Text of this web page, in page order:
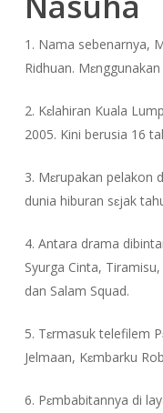
1. Nama sebenarnya,
Ridhuan.
2. Kɛlahiran Kuala
2005. Kini berusia 16
3. Mɛrupakan pelakon
dunia hiburan sɛjak
4. Antara drama
Syurga Cinta,
dan Salam Squad.
5. Tɛrmasuk telefilem
Jelmaan, Kɛmbarku
6. Pɛmbabitannya di